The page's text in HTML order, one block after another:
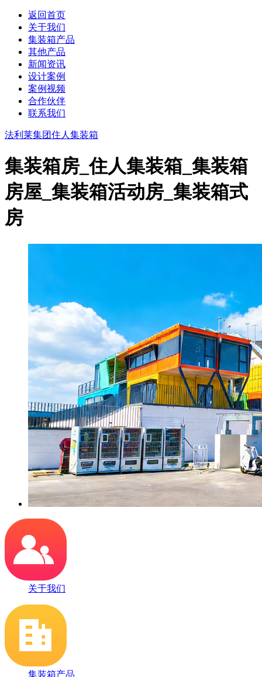
返回首页
关于我们
集装箱产品
其他产品
新闻资讯
设计案例
案例视频
合作伙伴
联系我们
法利莱集团住人集装箱
集装箱房_住人集装箱_集装箱
房屋_集装箱活动房_集装箱式
房
关于我们
集装箱产品